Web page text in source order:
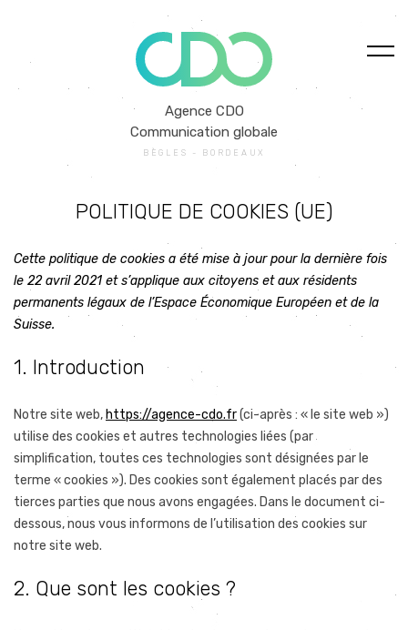
Agence CDO
Communication globale
BÈGLES - BORDEAUX
POLITIQUE DE COOKIES (UE)
Cette politique de cookies a été mise à jour pour la dernière fois
le 22 avril 2021 et s’applique aux citoyens et aux résidents
permanents légaux de l’Espace Économique Européen et de la
Suisse.
1. Introduction
Notre site web, https://agence-cdo.fr(ci-après : « le site web »)
utilise des cookies et autres technologies liées (par
simplification, toutes ces technologies sont désignées par le
terme « cookies »). Des cookies sont également placés par des
tierces parties que nous avons engagées. Dans le document ci-
dessous, nous vous informons de l’utilisation des cookies sur
notre site web.
2. Que sont les cookies ?